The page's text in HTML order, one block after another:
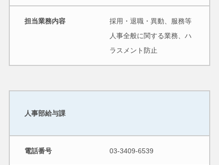
担当業務内容
採用・退職・異動、服務等
人事全般に関する業務、ハ
ラスメント防止
人事部給与課
電話番号 03-3409-6539